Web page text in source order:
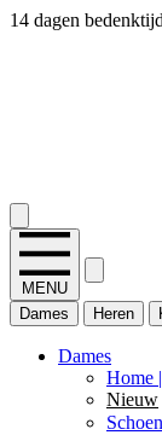
14 dagen
MENU
Dames
Heren
Dames
Home
Nieuw